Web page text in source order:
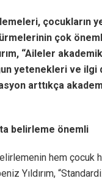
çocukların
çok
“Aileler
yetenekleri ve
arttıkça
belirleme önemli
hem çocuk
Yıldırım,